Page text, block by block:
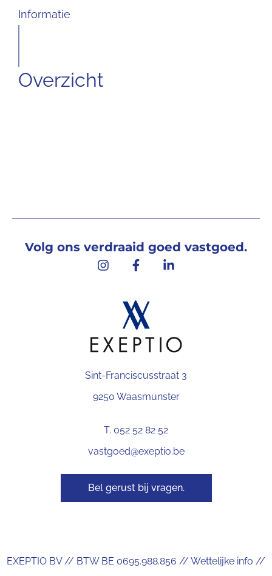
Informatie
Overzicht
Volg ons verdraaid goed vastgoed.
Sint-Franciscusstraat 3
9250 Waasmunster
T. 052 52 82 52
vastgoed@exeptio.be
Bel gerust bij vragen.
EXEPTIO BV // BTW BE 0695.988.856 // Wettelijke info //